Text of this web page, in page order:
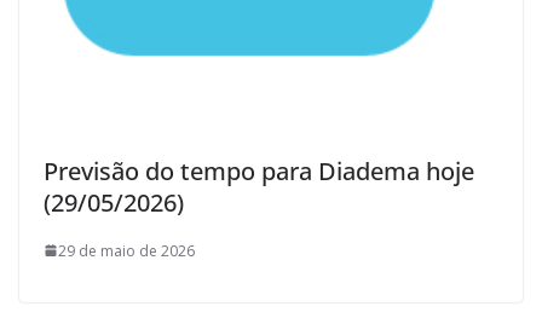
Previsão do tempo para Diadema hoje
(29/05/2026)
29 de maio de 2026